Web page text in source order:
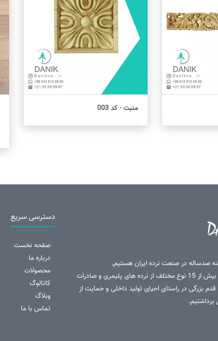
منبت - کد 003
صدساله در صنعت نرده ایران هستیم,
امروز مفتخریم که با تولید بیش از 15 نوع مختلف از نرده های پلیمری و صادرات
بزرگی در راستای احیای تولید داخلی و حمایت از
برداشتیم.
دسترسی سریع
صفحه نخست
درباره ما
محصولات
کاتالوگ
وبلاگ
تماس با ما